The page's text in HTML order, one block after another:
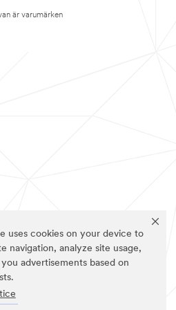
uses cookies on your device to
navigation, analyze site usage,
advertisements based on
är varumärken